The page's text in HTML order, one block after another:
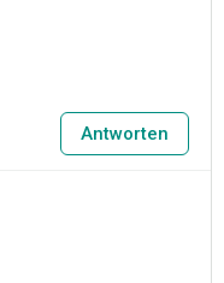
Antworten